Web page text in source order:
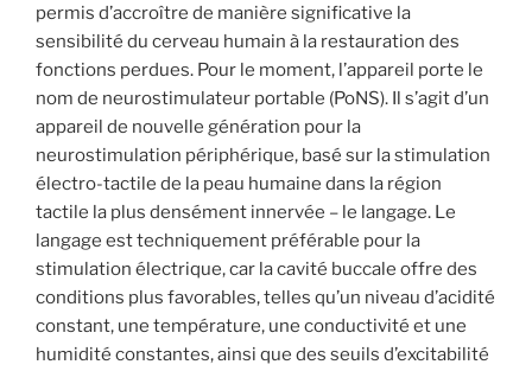
permis d’accroître de manière significative la
sensibilité du cerveau humain à la restauration des
fonctions perdues. Pour le moment, l’appareil porte le
nom de neurostimulateur portable (PoNS). Il s’agit d’un
appareil de nouvelle génération pour la
neurostimulation périphérique, basé sur la stimulation
électro-tactile de la peau humaine dans la région
tactile la plus densément innervée – le langage. Le
langage est techniquement préférable pour la
stimulation électrique, car la cavité buccale offre des
conditions plus favorables, telles qu’un niveau d’acidité
constant, une température, une conductivité et une
humidité constantes, ainsi que des seuils d’excitabilité